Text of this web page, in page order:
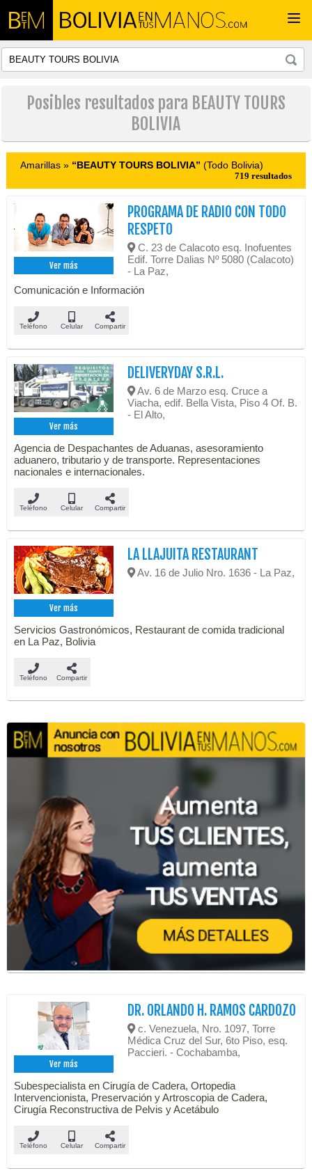
Posibles resultados para BEAUTY TOURS
BOLIVIA
Amarillas » “BEAUTY TOURS BOLIVIA” (Todo Bolivia)
719 resultados
Ver más
PROGRAMA DE RADIO CON TODO
RESPETO
C. 23 de Calacoto esq. Inofuentes
Edif. Torre Dalias Nº 5080 (Calacoto)
- La Paz,
Comunicación e Información
Teléfono Celular Compartir
Ver más
DELIVERYDAY S.R.L.
Av. 6 de Marzo esq. Cruce a
Viacha, edif. Bella Vista, Piso 4 Of. B.
- El Alto,
Agencia de Despachantes de Aduanas, asesoramiento
aduanero, tributario y de transporte. Representaciones
nacionales e internacionales.
Teléfono Celular Compartir
Ver más
LA LLAJUITA RESTAURANT
Av. 16 de Julio Nro. 1636 - La Paz,
Servicios Gastronómicos, Restaurant de comida tradicional
en La Paz, Bolivia
Teléfono Compartir
Ver más
DR. ORLANDO H. RAMOS CARDOZO
c. Venezuela, Nro. 1097, Torre
Médica Cruz del Sur, 6to Piso, esq.
Paccieri. - Cochabamba,
Subespecialista en Cirugía de Cadera, Ortopedia
Intervencionista, Preservación y Artroscopia de Cadera,
Cirugía Reconstructiva de Pelvis y Acetábulo
Teléfono Celular Compartir